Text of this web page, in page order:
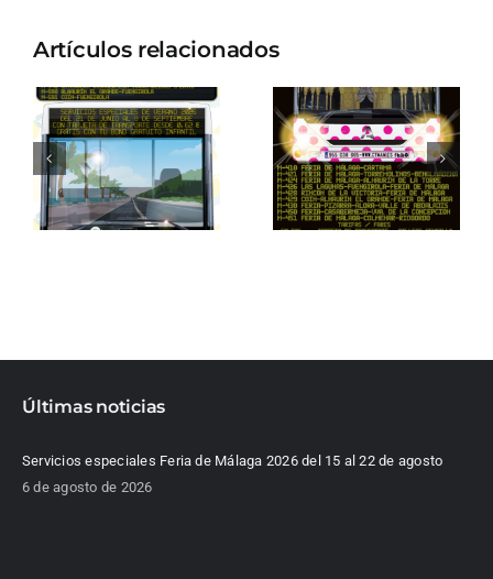
Artículos relacionados
Últimas noticias
Servicios especiales Feria de Málaga 2026 del 15 al 22 de agosto
6 de agosto de 2026